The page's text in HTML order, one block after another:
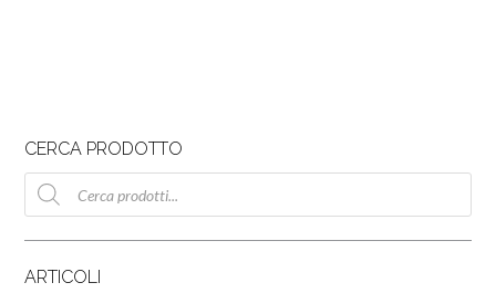
CERCA PRODOTTO
Ricerca
prodotti
ARTICOLI